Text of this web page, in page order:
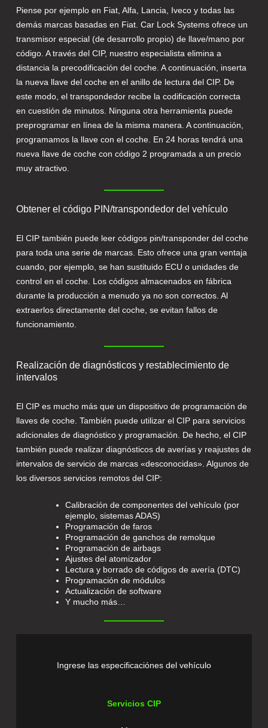
Piense por ejemplo en Fiat, Alfa, Lancia, Iveco y todas las
demás marcas basadas en Fiat. Car Lock Systems ofrece un
transmisor especial (de desarrollo propio) de llave/mano por
código. A través del CIP, nuestro especialista elimina a
distancia la precodificación del coche. A continuación, inserta
la nueva llave del coche en el anillo de lectura del CIP. De
este modo, el transpondedor recibe la codificación correcta
en cuestión de minutos. Ninguna otra herramienta puede
preprogramar en línea de la misma manera. A continuación,
programamos la llave con el coche. En 24 horas tendrá una
nueva llave de coche con código 2 programada a un precio
muy atractivo.
Obtener el código PIN/transpondedor del vehículo
El CIP también puede leer códigos pin/transponder del coche
para toda una serie de marcas. Esto ofrece una gran ventaja
cuando, por ejemplo, se han sustituido ECU o unidades de
control en el coche. Los códigos almacenados en fábrica
durante la producción a menudo ya no son correctos. Al
extraerlos directamente del coche, se evitan fallos de
funcionamiento.
Realización de diagnósticos y restablecimiento de
intervalos
El CIP es mucho más que un dispositivo de programación de
llaves de coche. También puede utilizar el CIP para servicios
adicionales de diagnóstico y programación. De hecho, el CIP
también puede realizar diagnósticos de averías y reajustes de
intervalos de servicio de marcas «desconocidas». Algunos de
los diversos servicios remotos del CIP:
Calibración de componentes del vehículo (por
ejemplo, sistemas ADAS)
Programación de faros
Programación de ganchos de remolque
Programación de airbags
Ajustes del atomizador
Lectura y borrado de códigos de avería (DTC)
Programación de módulos
Actualización de software
Y mucho más…
Ingrese las especificaciónes del vehículo
Servicios CIP